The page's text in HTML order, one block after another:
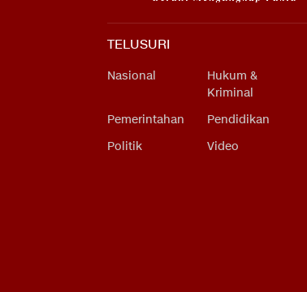
TELUSURI
Nasional
Hukum &
Kriminal
Pemerintahan Pendidikan
Politik
Video